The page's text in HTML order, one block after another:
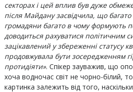
секторах і цей вплив був дуже
після Майдану засвідчила, що багато
громадяни багато в чому формують
доводиться рахуватися політичним
зацікавлений у збереженні статусу
продовжувала бути зосередженням
протидіяти». Спікер зауважив, що
хоча водночас світ не чорно-білий,
картинка залежить від того,